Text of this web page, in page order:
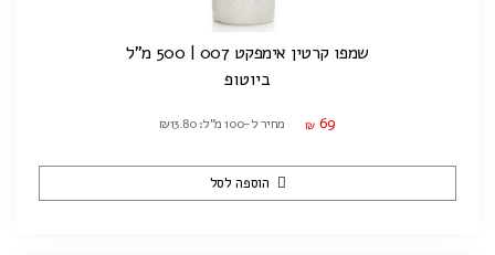
שמפו קרטין אימפקט 007 | 500 מ"ל
ביוטופ
₪ 69 מחיר ל-100 מ"ל: ₪13.80
הוספה לסל